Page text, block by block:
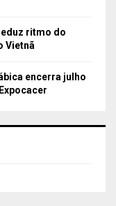
ritmo do
Vietnã
encerra julho